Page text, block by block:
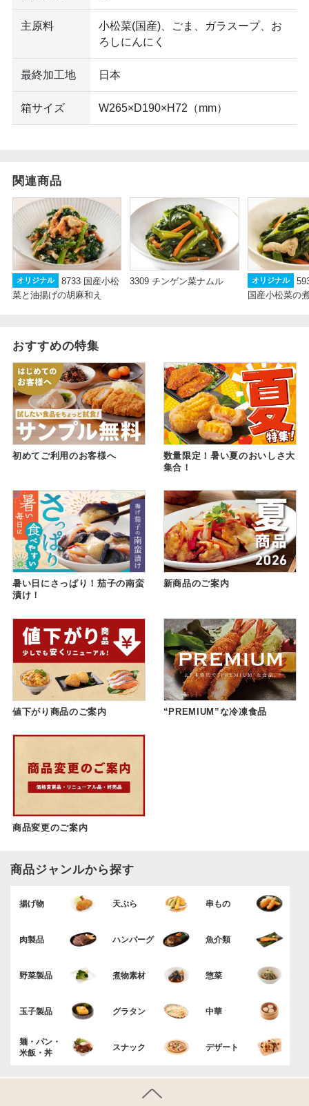
主原料
小松菜(国産)、ごま、ガラスープ、お
ろしにんにく
最終加工地 日本
箱サイズ W265×D190×H72（mm）
関連商品
オリジナル
8733 国産小松
菜と油揚げの胡麻和え
3309 チンゲン菜ナムル オリジナル
国産小松菜の
おすすめの特集
初めてご利用のお客様へ
数量限定！暑い夏のおいしさ大
集合！
暑い日にさっぱり！茄子の南蛮
漬け！
新商品のご案内
値下がり商品のご案内 “PREMIUM”な冷凍食品
商品変更のご案内
商品ジャンルから探す
揚げ物 天ぷら 串もの
肉製品 ハンバーグ 魚介類
野菜製品 煮物素材 惣菜
玉子製品 グラタン 中華
麺・パン・
米飯・丼
スナック デザート